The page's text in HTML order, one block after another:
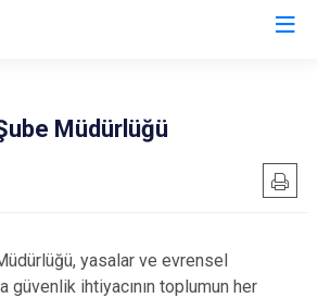
Müdürlüğü
yasalar ve evrensel
güvenlik ihtiyacının toplumun her